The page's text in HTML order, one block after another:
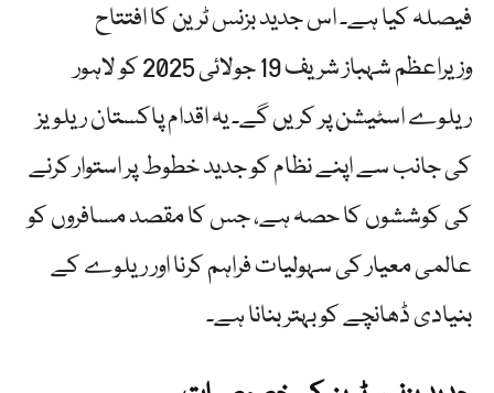
فیصلہ کیا ہے۔ اس جدید بزنس ٹرین کا افتتاح
وزیراعظم شہباز شریف 19 جولائی 2025 کو لاہور
ریلوے اسٹیشن پر کریں گے۔ یہ اقدام پاکستان ریلویز
کی جانب سے اپنے نظام کو جدید خطوط پر استوار کرنے
کی کوششوں کا حصہ ہے، جس کا مقصد مسافروں کو
عالمی معیار کی سہولیات فراہم کرنا اور ریلوے کے
بنیادی ڈھانچے کو بہتر بنانا ہے۔